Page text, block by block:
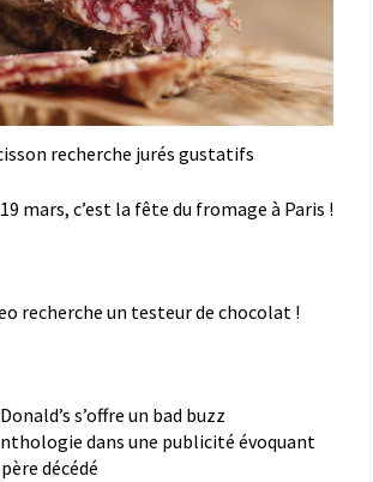
recherche jurés gustatifs
mars, c’est la fête du fromage à Paris !
recherche un testeur de chocolat !
s’offre un bad buzz
dans une publicité évoquant
décédé